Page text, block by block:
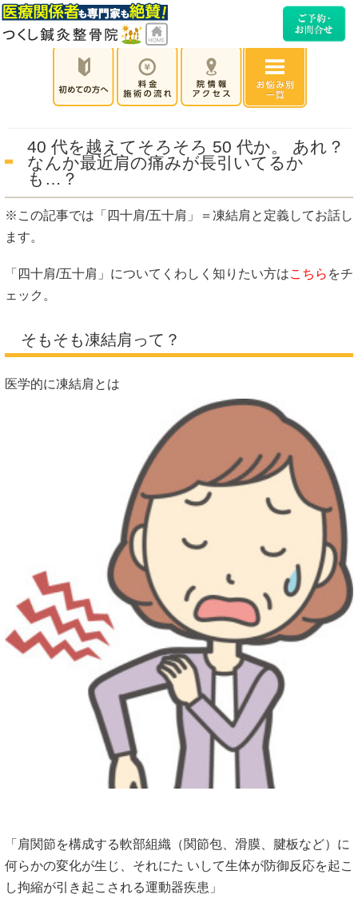
40 代を越えてそろそろ 50 代か。 あれ？
なんか最近肩の痛みが長引いてるか
も…？
※この記事では「四十肩/五十肩」＝凍結肩と定義してお話し
ます。
「四十肩/五十肩」についてくわしく知りたい方はこちら をチ
ェック。
そもそも凍結肩って？
医学的に凍結肩とは
「肩関節を構成する軟部組織（関節包、滑膜、腱板など）に
何らかの変化が生じ、それにた いして生体が防御反応を起こ
し拘縮が引き起こされる運動器疾患」